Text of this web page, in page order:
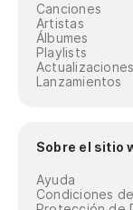
Canciones
Artistas
Álbumes
Playlists
Actualizaciones
Lanzamientos
Sobre el sitio
Ayuda
Condiciones